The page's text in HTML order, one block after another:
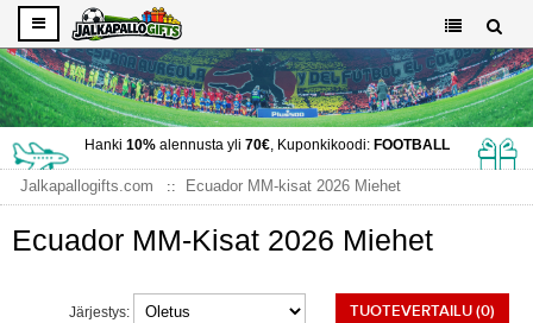
Hanki 10%alennusta yli 70€, Kuponkikoodi: FOOTBALL
Jalkapallogifts.com Ecuador MM-kisat 2026 Miehet
Ecuador MM-Kisat 2026 Miehet
TUOTEVERTAILU (0)
Järjestys: